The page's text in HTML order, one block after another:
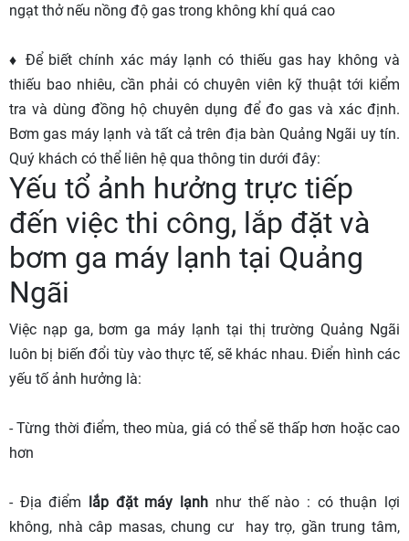
ngạt thở nếu nồng độ gas trong không khí quá cao
♦ Để biết chính xác máy lạnh có thiếu gas hay không và
thiếu bao nhiêu, cần phải có chuyên viên kỹ thuật tới kiểm
tra và dùng đồng hộ chuyên dụng để đo gas và xác định.
Bơm gas máy lạnh và tất cả trên địa bàn Quảng Ngãi uy tín.
Quý khách có thể liên hệ qua thông tin dưới đây:
Yếu tổ ảnh hưởng trực tiếp
đến việc thi công, lắp đặt và
bơm ga máy lạnh tại Quảng
Ngãi
Việc nạp ga, bơm ga máy lạnh tại thị trường Quảng Ngãi
luôn bị biến đổi tùy vào thực tế, sẽ khác nhau. Điển hình các
yếu tố ảnh hưởng là:
- Từng thời điểm, theo mùa, giá có thể sẽ thấp hơn hoặc cao
hơn
- Địa điểm lắp đặt máy lạnh như thế nào : có thuận lợi
không, nhà câp masas, chung cư hay trọ, gần trung tâm,